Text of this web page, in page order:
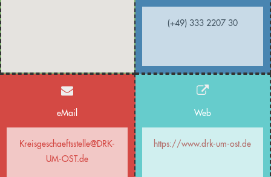
(+49) 333 2207 30
eMail
Kreisgeschaeftsstelle@DRK-
UM-OST.de
Web
https://www.drk-um-ost.de